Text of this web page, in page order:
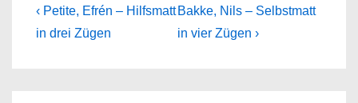
Beitragsnavigation
Previous
Post
‹ Petite, Efrén – Hilfsmatt
in drei Zügen
Next
Post
Bakke, Nils – Selbstmatt
in vier Zügen ›